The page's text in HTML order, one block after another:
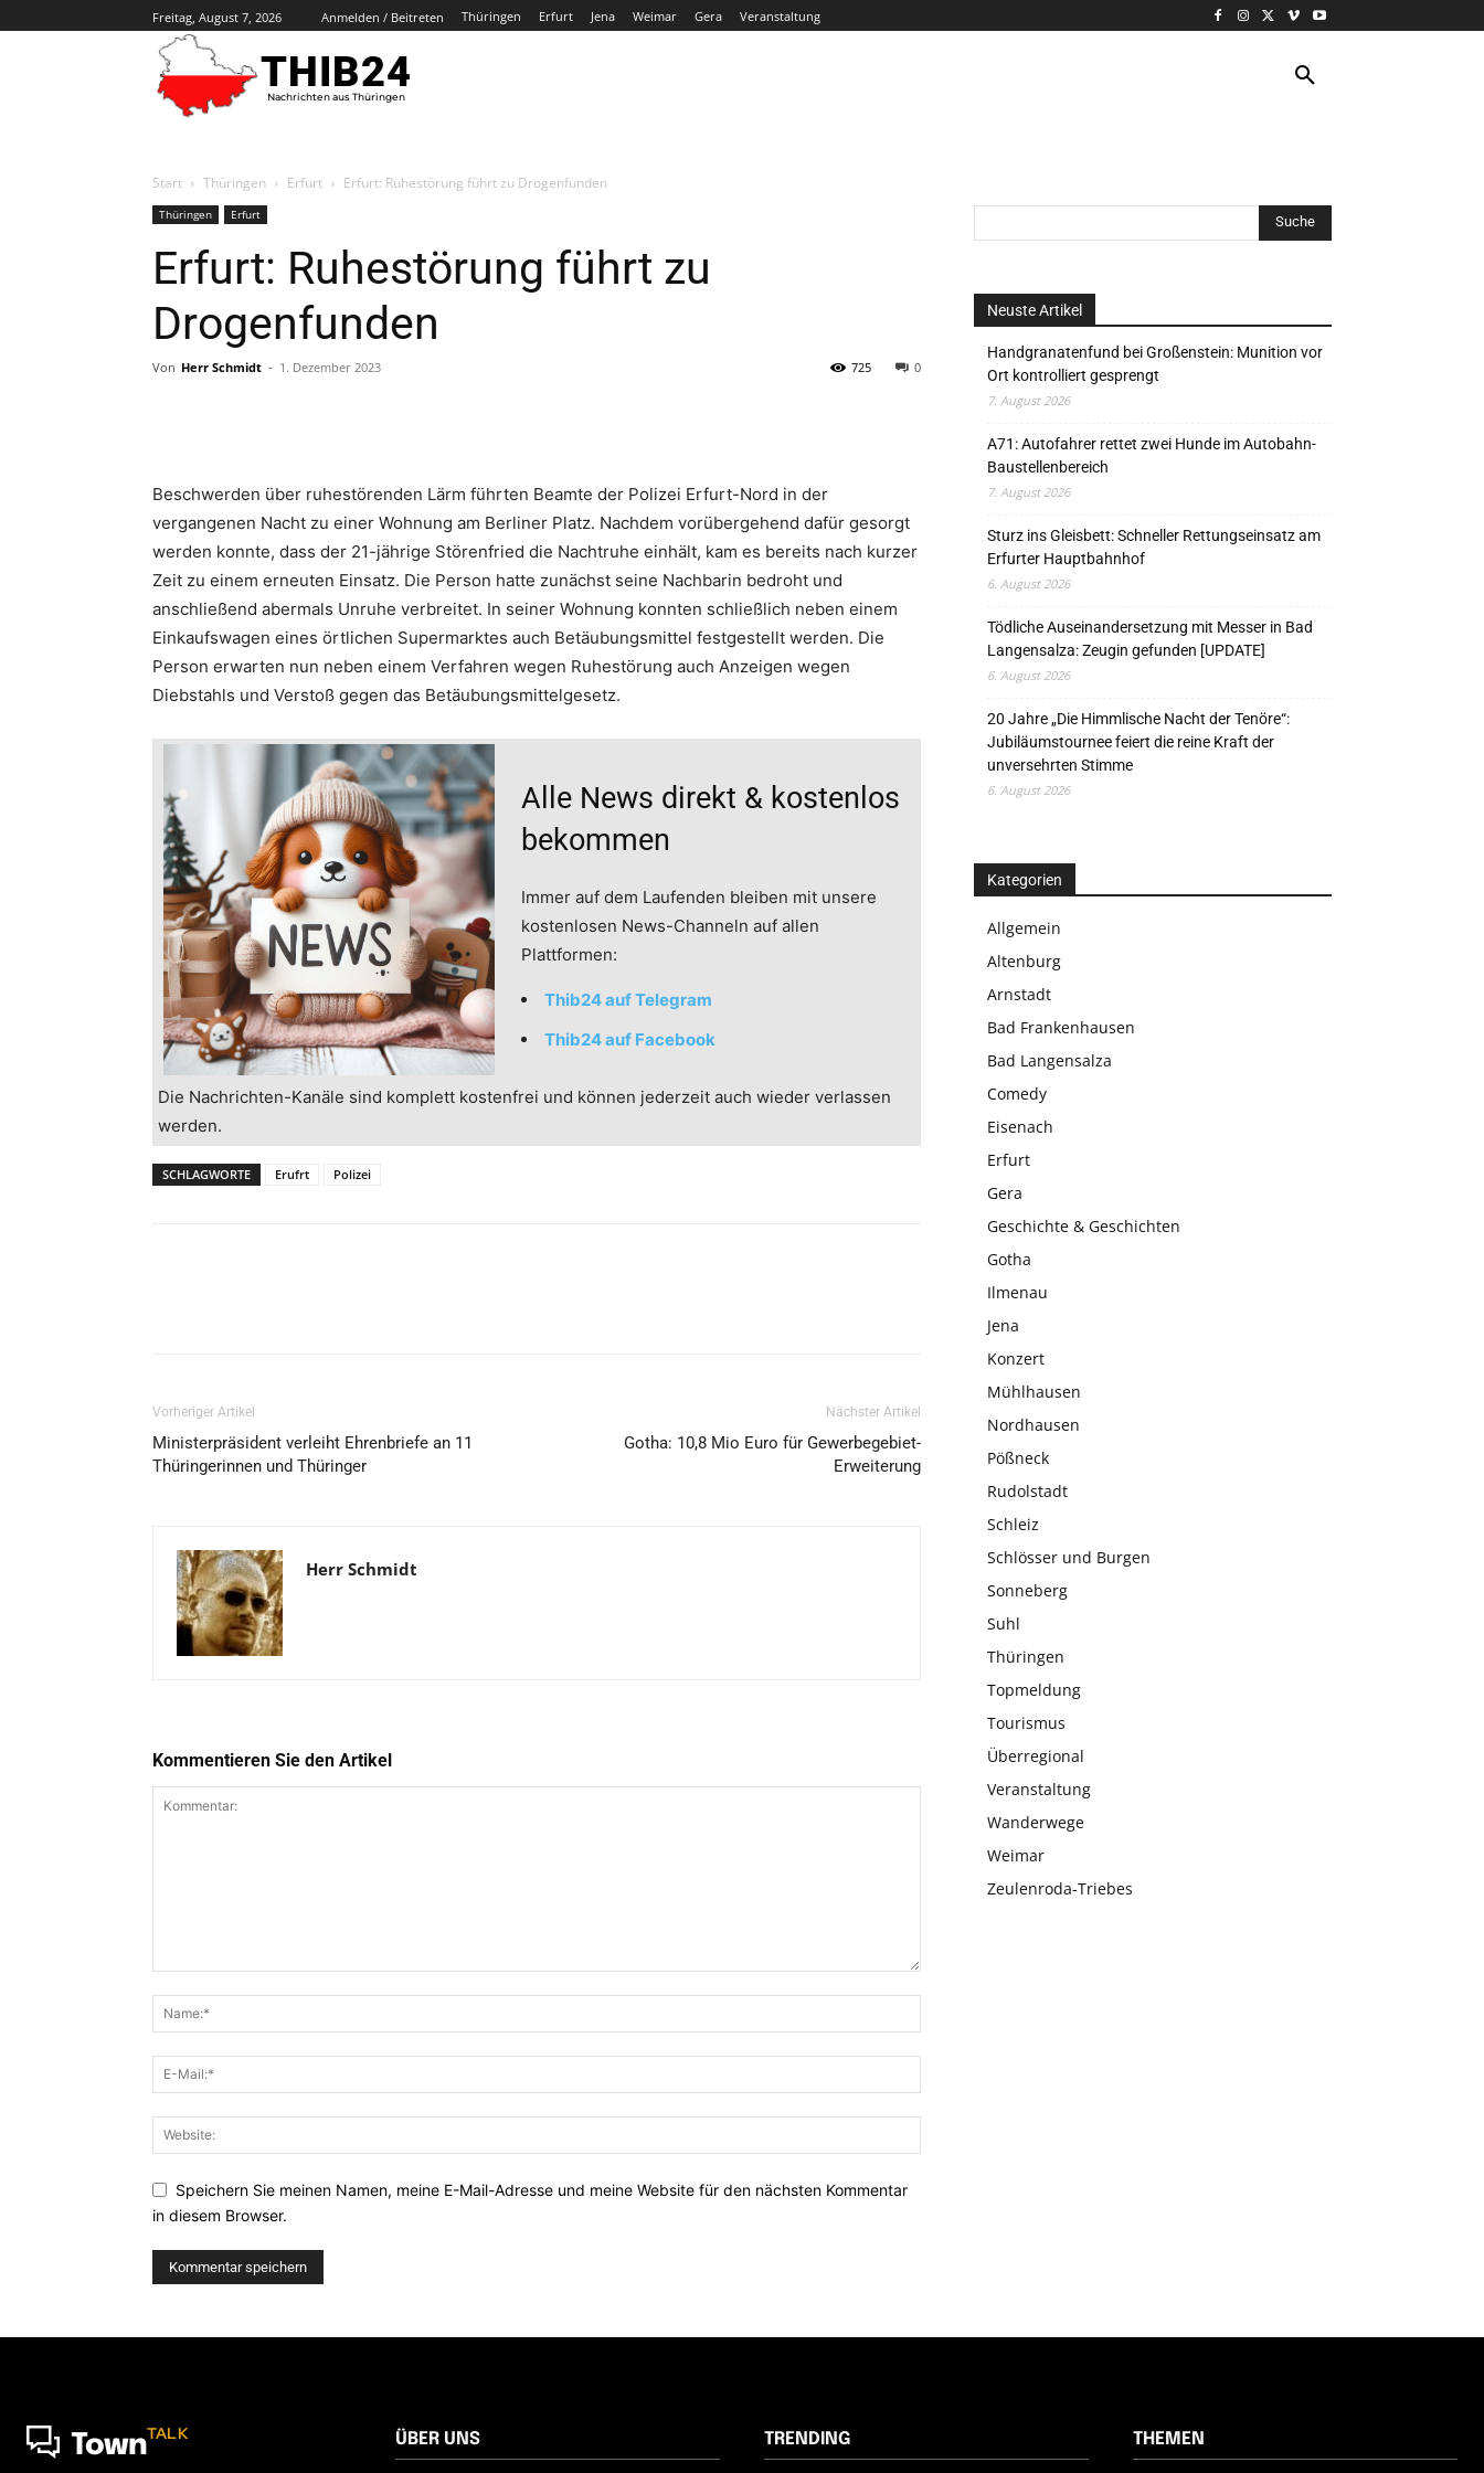
Freitag, August 7, 2026 Anmelden / Beitreten Thüringen Erfurt Jena Weimar Gera Veranstaltung
THIB24
Nachrichten aus Thüringen
Start Thüringen Erfurt Erfurt: Ruhestörung führt zu Drogenfunden
Thüringen Erfurt
Erfurt: Ruhestörung führt zu
Drogenfunden
Von Herr Schmidt - 1. Dezember 2023 0
725
Beschwerden über ruhestörenden Lärm führten Beamte der Polizei Erfurt-Nord in der
vergangenen Nacht zu einer Wohnung am Berliner Platz. Nachdem vorübergehend dafür gesorgt
werden konnte, dass der 21-jährige Störenfried die Nachtruhe einhält, kam es bereits nach kurzer
Zeit zu einem erneuten Einsatz. Die Person hatte zunächst seine Nachbarin bedroht und
anschließend abermals Unruhe verbreitet. In seiner Wohnung konnten schließlich neben einem
Einkaufswagen eines örtlichen Supermarktes auch Betäubungsmittel festgestellt werden. Die
Person erwarten nun neben einem Verfahren wegen Ruhestörung auch Anzeigen wegen
Diebstahls und Verstoß gegen das Betäubungsmittelgesetz.
Alle News direkt & kostenlos
bekommen
Immer auf dem Laufenden bleiben mit unsere
kostenlosen News-Channeln auf allen
Plattformen:
Thib24 auf Telegram
Thib24 auf Facebook
Die Nachrichten-Kanäle sind komplett kostenfrei und können jederzeit auch wieder verlassen
werden.
SCHLAGWORTE Erufrt Polizei
Vorheriger Artikel
Ministerpräsident verleiht Ehrenbriefe an 11
Thüringerinnen und Thüringer
Nächster Artikel
Gotha: 10,8 Mio Euro für Gewerbegebiet-
Erweiterung
Herr Schmidt
Kommentieren Sie den Artikel
Speichern Sie meinen Namen, meine E-Mail-Adresse und meine Website für den nächsten Kommentar
in diesem Browser.
Neuste Artikel
Handgranatenfund bei Großenstein: Munition vor
Ort kontrolliert gesprengt
7. August 2026
A71: Autofahrer rettet zwei Hunde im Autobahn-
Baustellenbereich
7. August 2026
Sturz ins Gleisbett: Schneller Rettungseinsatz am
Erfurter Hauptbahnhof
6. August 2026
Tödliche Auseinandersetzung mit Messer in Bad
Langensalza: Zeugin gefunden [UPDATE]
6. August 2026
20 Jahre „Die Himmlische Nacht der Tenöre“:
Jubiläumstournee feiert die reine Kraft der
unversehrten Stimme
6. August 2026
Kategorien
Allgemein
Altenburg
Arnstadt
Bad Frankenhausen
Bad Langensalza
Comedy
Eisenach
Erfurt
Gera
Geschichte & Geschichten
Gotha
Ilmenau
Jena
Konzert
Mühlhausen
Nordhausen
Pößneck
Rudolstadt
Schleiz
Schlösser und Burgen
Sonneberg
Suhl
Thüringen
Topmeldung
Tourismus
Überregional
Veranstaltung
Wanderwege
Weimar
Zeulenroda-Triebes
TownTALK ÜBER UNS TRENDING THEMEN